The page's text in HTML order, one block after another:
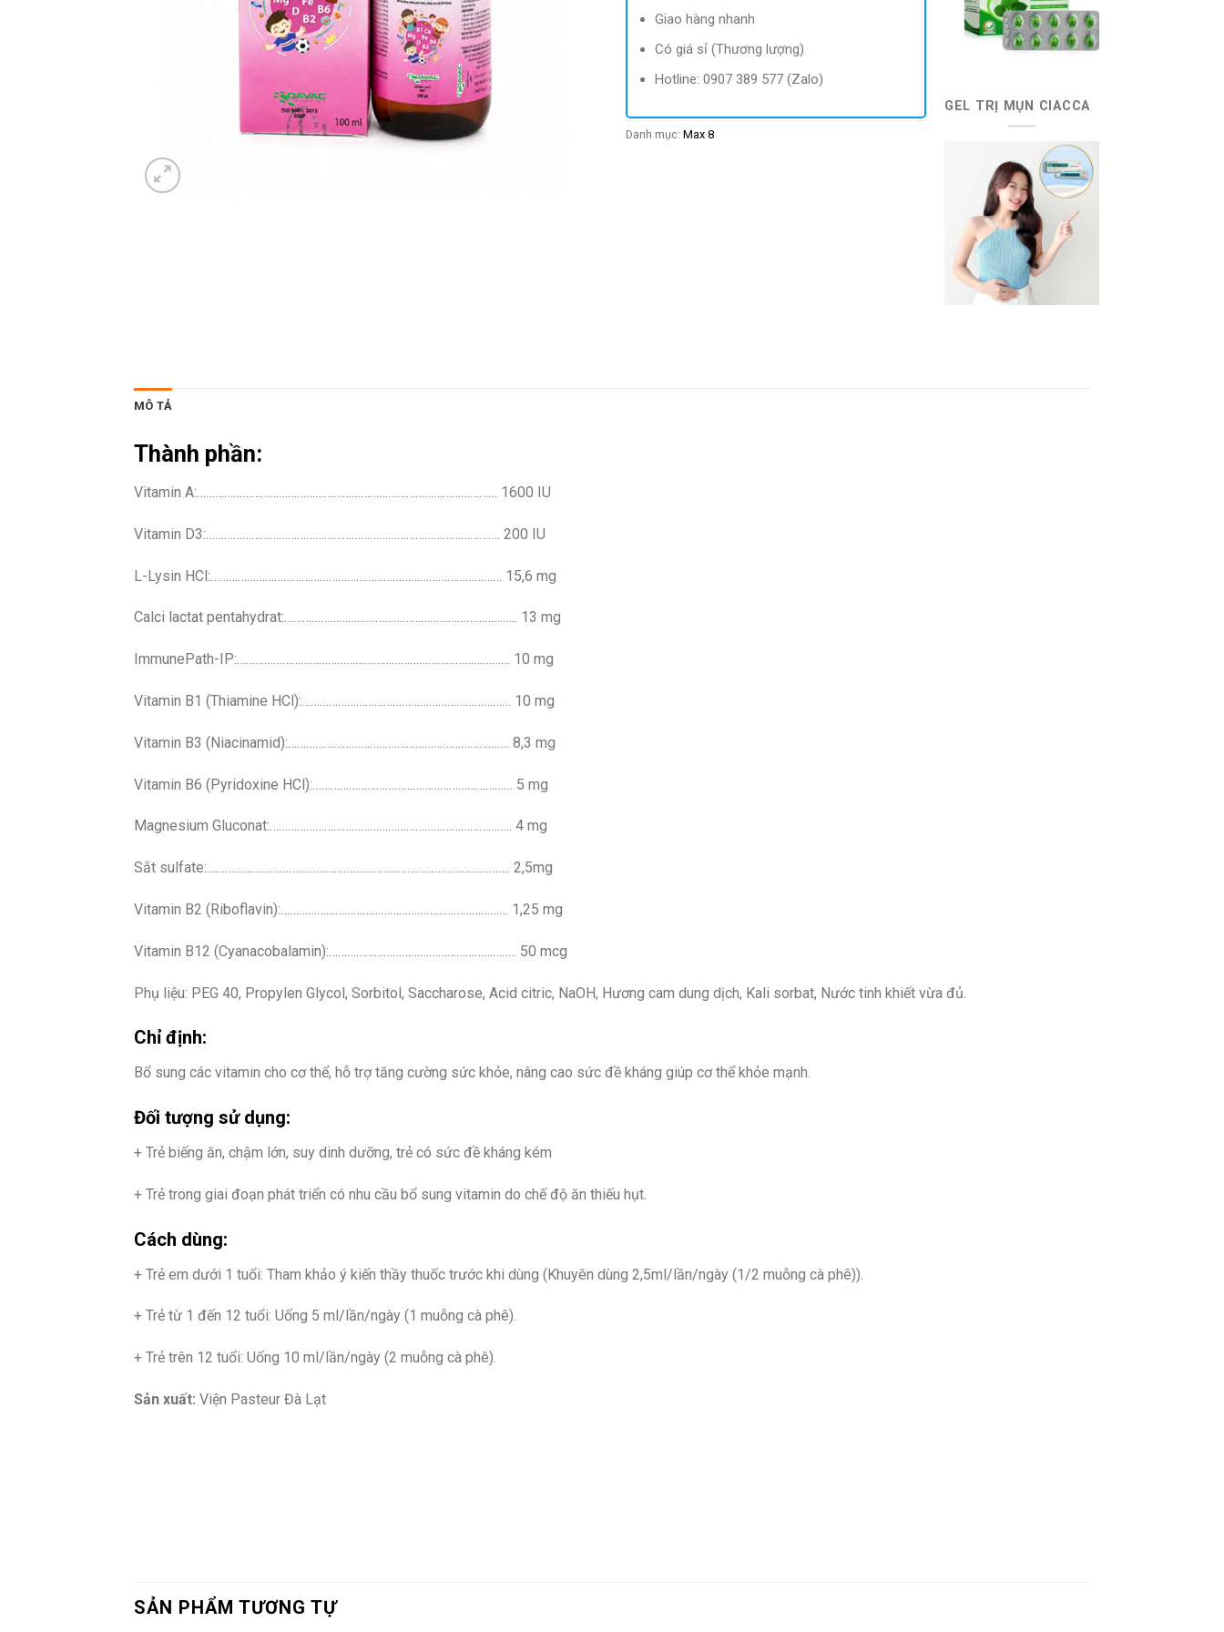
Giao hàng nhanh
Có giá sỉ (Thương lượng)
Hotline: 0907 389 577 (Zalo)
Danh mục: Max 8
GEL TRỊ MỤN CIACCA
MÔ TẢ
Thành phần:
Vitamin A:……………………………………………………………………………………… 1600 IU
Vitamin D3:……………………………………………………………………………………. 200 IU
L-Lysin HCl:…………………………………………………………………………………… 15,6 mg
Calci lactat pentahydrat:………………………………………………………………….. 13 mg
ImmunePath-IP:……………………………………………………………………………… 10 mg
Vitamin B1 (Thiamine HCl):…………………………………………………………… 10 mg
Vitamin B3 (Niacinamid):………………………………………………………………. 8,3 mg
Vitamin B6 (Pyridoxine HCl):………………………………………………………… 5 mg
Magnesium Gluconat:…………………………………………………………………….. 4 mg
Sắt sulfate:………………………………………………………………………………………. 2,5mg
Vitamin B2 (Riboflavin):………………………………………………………………… 1,25 mg
Vitamin B12 (Cyanacobalamin):…………………………………………………….. 50 mcg
Phụ liệu: PEG 40, Propylen Glycol, Sorbitol, Saccharose, Acid citric, NaOH, Hương cam dung dịch, Kali sorbat, Nước tinh khiết vừa đủ.
Chỉ định:
Bổ sung các vitamin cho cơ thể, hỗ trợ tăng cường sức khỏe, nâng cao sức đề kháng giúp cơ thể khỏe mạnh.
Đối tượng sử dụng:
+ Trẻ biếng ăn, chậm lớn, suy dinh dưỡng, trẻ có sức đề kháng kém
+ Trẻ trong giai đoạn phát triển có nhu cầu bổ sung vitamin do chế độ ăn thiếu hụt.
Cách dùng:
+ Trẻ em dưới 1 tuổi: Tham khảo ý kiến thầy thuốc trước khi dùng (Khuyên dùng 2,5ml/lần/ngày (1/2 muỗng cà phê)).
+ Trẻ từ 1 đến 12 tuổi: Uống 5 ml/lần/ngày (1 muỗng cà phê).
+ Trẻ trên 12 tuổi: Uống 10 ml/lần/ngày (2 muỗng cà phê).
Sản xuất: Viện Pasteur Đà Lạt
SẢN PHẨM TƯƠNG TỰ